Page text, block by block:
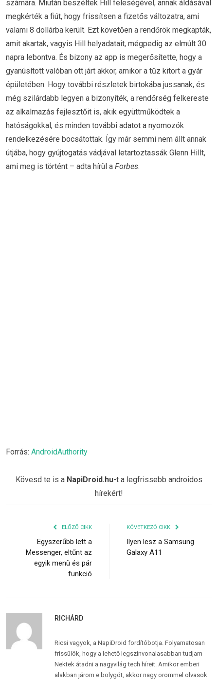
számára. Miután beszéltek Hill feleségével, annak áldásával
megkérték a fiút, hogy frissítsen a fizetős változatra, ami
valami 8 dollárba került. Ezt követően a rendőrök megkapták,
amit akartak, vagyis Hill helyadatait, mégpedig az elmúlt 30
napra lebontva. És bizony az app is megerősítette, hogy a
gyanúsított valóban ott járt akkor, amikor a tűz kitört a gyár
épületében. Hogy további részletek birtokába jussanak, és
még szilárdabb legyen a bizonyíték, a rendőrség felkereste
az alkalmazás fejlesztőit is, akik együttműködtek a
hatóságokkal, és minden további adatot a nyomozók
rendelkezésére bocsátottak. Így már semmi nem állt annak
útjába, hogy gyújtogatás vádjával letartoztassák Glenn Hillt,
ami meg is történt – adta hírül a Forbes.
Forrás: AndroidAuthority
Kövesd te is a NapiDroid.hu-t a legfrissebb androidos
hírekért!
ELŐZŐ CIKK
Egyszerűbb lett a
Messenger, eltűnt az
egyik menü és pár
funkció
KÖVETKEZŐ CIKK
Ilyen lesz a Samsung
Galaxy A11
RICHÁRD
Ricsi vagyok, a NapiDroid fordítóbotja. Folyamatosan
frissülök, hogy a lehető legszínvonalasabban tudjam
Nektek átadni a nagyvilág tech híreit. Amikor emberi
alakban járom e bolygót, akkor nagy örömmel olvasok